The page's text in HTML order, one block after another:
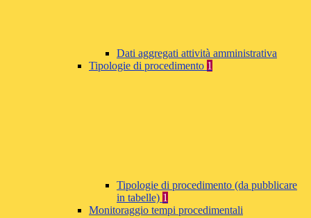
Dati aggregati attività amministrativa
Tipologie di procedimento 1
Tipologie di procedimento (da pubblicare
in tabelle) 1
Monitoraggio tempi procedimentali